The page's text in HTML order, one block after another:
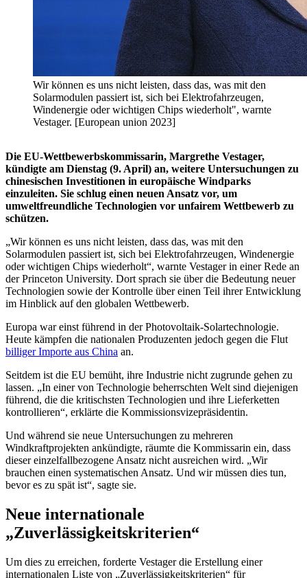
Wir können es uns nicht leisten, dass das, was mit den
Solarmodulen passiert ist, sich bei Elektrofahrzeugen,
Windenergie oder wichtigen Chips wiederholt", warnte
Vestager. [European union 2023]
Die EU-Wettbewerbskommissarin, Margrethe Vestager,
kündigte am Dienstag (9. April) an, weitere Untersuchungen zu
chinesischen Investitionen in europäische Windparks
einzuleiten. Sie schlug einen neuen Ansatz vor, um
umweltfreundliche Technologien vor unfairem Wettbewerb zu
schützen.
„Wir können es uns nicht leisten, dass das, was mit den
Solarmodulen passiert ist, sich bei Elektrofahrzeugen, Windenergie
oder wichtigen Chips wiederholt“, warnte Vestager in einer Rede an
der Princeton University. Dort sprach sie über die Bedeutung neuer
Technologien sowie der Kontrolle über einen Teil ihrer Entwicklung
im Hinblick auf den globalen Wettbewerb.
Europa war einst führend in der Photovoltaik-Solartechnologie.
Heute kämpfen die nationalen Produzenten jedoch gegen die Flut
billiger Importe aus China an.
Seitdem ist die EU bemüht, ihre Industrie nicht zugrunde gehen zu
lassen. „In einer von Technologie beherrschten Welt sind diejenigen
führend, die die kritischsten Technologien und ihre Lieferketten
kontrollieren“, erklärte die Kommissionsvizepräsidentin.
Und während sie neue Untersuchungen zu mehreren
Windkraftprojekten ankündigte, räumte die Kommissarin ein, dass
dieser einzelfallbezogene Ansatz nicht ausreichen wird. „Wir
brauchen einen systematischen Ansatz. Und wir müssen dies tun,
bevor es zu spät ist“, sagte sie.
Neue internationale
„Zuverlässigkeitskriterien“
Um dies zu erreichen, forderte Vestager die Erstellung einer
internationalen Liste von „Zuverlässigkeitskriterien“ für